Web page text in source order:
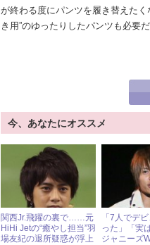
が終わる度にパンツを履き替えた
き用”のゆったりしたパンツも必要
今、あなたにオススメ
関西Jr.飛躍の裏で……元
HiHi Jetの“癒やし担当”羽
場友紀の退所疑惑が浮上
「7人でデ
った」「実
ジャニーズ